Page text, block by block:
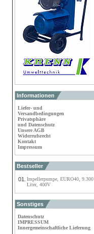
Informationen
Liefer- und
Versandbedingungen
Privatsphäre
und Datenschutz
Unsere AGB
Widerrufsrecht
Kontakt
Impressum
Bestseller
01.
Impellerpumpe, EURO40, 9.300
Liter, 400V
Sonstiges
Datenschutz
IMPRESSUM
Innergemeinschaftliche Lieferung